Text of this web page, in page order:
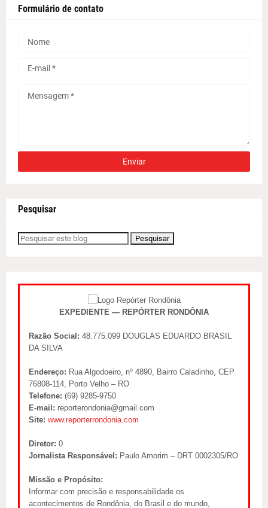
Formulário de contato
Pesquisar
EXPEDIENTE — REPÓRTER RONDÔNIA
Razão Social: 48.775.099 DOUGLAS EDUARDO BRASIL
DA SILVA
Endereço: Rua Algodoeiro, nº 4890, Bairro Caladinho, CEP
76808-114, Porto Velho – RO
Telefone: (69) 9285-9750
E-mail: reporterondonia@gmail.com
Site: www.reporterrondonia.com
Diretor: 0
Jornalista Responsável: Paulo Amorim – DRT 0002305/RO
Missão e Propósito:
Informar com precisão e responsabilidade os
acontecimentos de Rondônia, do Brasil e do mundo,